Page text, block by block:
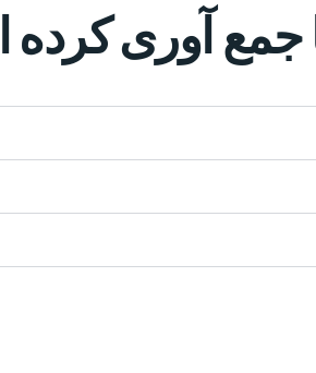
جمع آوری کرده